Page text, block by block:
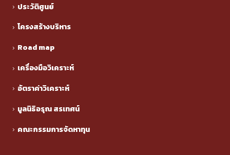
ประวัติศูนย์
โครงสร้างบริหาร
Road map
เครื่องมือวิเคราะห์
อัตราค่าวิเคราะห์
มูลนิธิอรุณ สรเทศน์
คณะกรรมการจัดหาทุน